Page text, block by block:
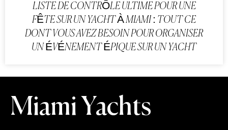
LISTE DE CONTRÔLE ULTIME POUR UNE
FÊTE SUR UN YACHT À MIAMI : TOUT CE
DONT VOUS AVEZ BESOIN POUR ORGANISER
UN ÉVÉNEMENT ÉPIQUE SUR UN YACHT
Miami Yachts